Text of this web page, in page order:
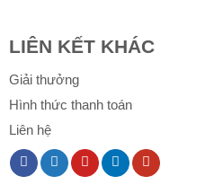
LIÊN KẾT KHÁC
Giải thưởng
Hình thức thanh toán
Liên hệ